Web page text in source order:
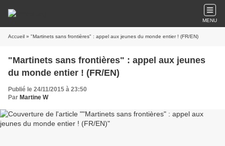
MENU
Accueil » "Martinets sans frontières" : appel aux jeunes du monde entier ! (FR/EN)
"Martinets sans frontières" : appel aux jeunes
du monde entier ! (FR/EN)
Publié le 24/11/2015 à 23:50
Par Martine W